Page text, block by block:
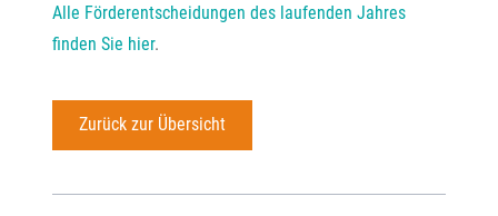
Alle Förderentscheidungen des laufenden Jahres
finden Sie hier.
Zurück zur Übersicht